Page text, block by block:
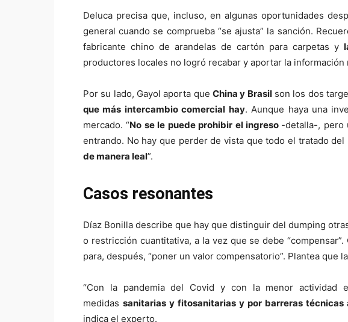
Deluca precisa que, incluso, en algunas oportunidades
general cuando se comprueba “se ajusta” la sanción.
fabricante chino de arandelas de cartón para carpetas y
productores locales no logró recabar y aportar la información
Por su lado, Gayol aporta que China y Brasilson los dos
que más intercambio comercial hay. Aunque haya una
mercado. “No se le puede prohibir el ingreso -detalla-, pero
entrando. No hay que perder de vista que todo el tratado
de manera leal”.
Casos resonantes
Díaz Bonilla describe que hay que distinguir del dumping
o restricción cuantitativa, a la vez que se debe
para, después, “poner un valor compensatorio”. Plantea que
“Con la pandemia del Covid y con la menor actividad
medidas sanitarias y fitosanitarias y por barreras técnicas
indica el experto.